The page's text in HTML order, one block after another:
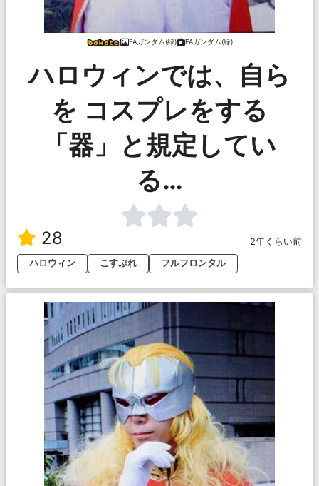
FAガンダム(緑) FAガンダム(緑)
ハロウィンでは、自ら
を コスプレをする
「器」と規定してい
る…
28
2年くらい前
ハロウィン
こすぷれ フルフロンタル